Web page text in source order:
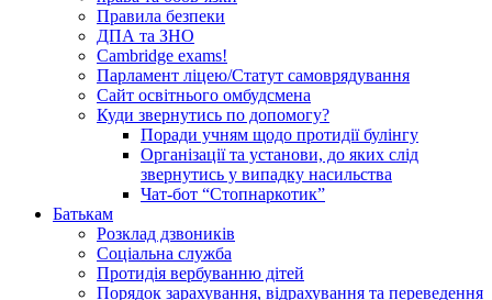
Правила безпеки
ДПА та ЗНО
Cambridge exams!
Парламент ліцею/Статут самоврядування
Сайт освітнього омбудсмена
Куди звернутись по допомогу?
Поради учням щодо протидії булінгу
Організації та установи, до яких слід
звернутись у випадку насильства
Чат-бот “Стопнаркотик”
Батькам
Розклад дзвоників
Соціальна служба
Протидія вербуванню дітей
Порядок зарахування, відрахування та переведення